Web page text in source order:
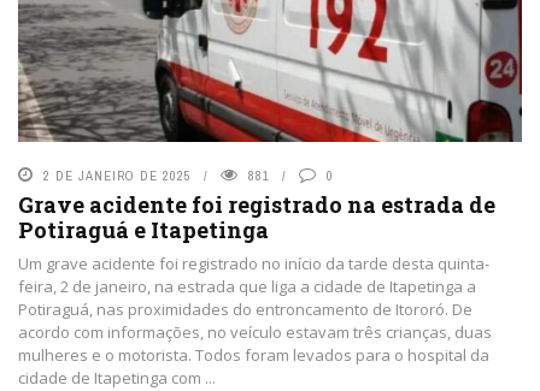
2 DE JANEIRO DE 2025 881 0
Grave acidente foi registrado na estrada de
Potiraguá e Itapetinga
Um grave acidente foi registrado no início da tarde desta quinta-
feira, 2 de janeiro, na estrada que liga a cidade de Itapetinga a
Potiraguá, nas proximidades do entroncamento de Itororó. De
acordo com informações, no veículo estavam três crianças, duas
mulheres e o motorista. Todos foram levados para o hospital da
cidade de Itapetinga com ...